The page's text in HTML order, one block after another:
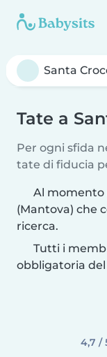
Tate a
Per ogni sfida
tate di fiducia
Al momento
(Mantova) che
ricerca.
Tutti i
obbligatoria
4,7 /